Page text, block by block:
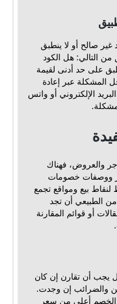
غير صالح أو لا ينطبق
التالي: هل الكود
على حد أدنى لقيمة
المشكلة عبر إعادة
الإلكتروني أو واتس
والعروض، فهناك
ووصفات خصومات
بيع ومواقع تجمع
الطبيعي أن تجد
أو قوائم المقارنة
يجب أن تقارن إن كان
والضرائب إن وجدت.
الخصم أعلى من سعر